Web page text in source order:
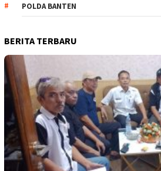
POLDA BANTEN
BERITA TERBARU